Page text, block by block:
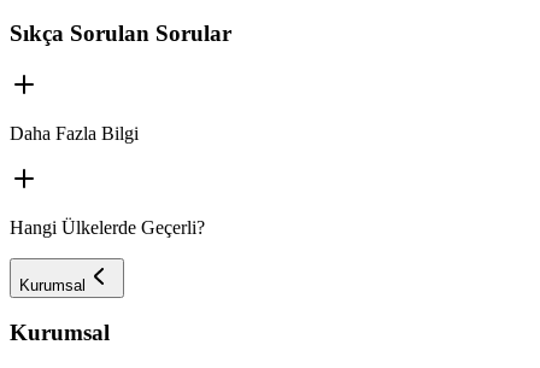
Sıkça Sorulan Sorular
Daha Fazla Bilgi
Hangi Ülkelerde Geçerli?
Kurumsal
Kurumsal